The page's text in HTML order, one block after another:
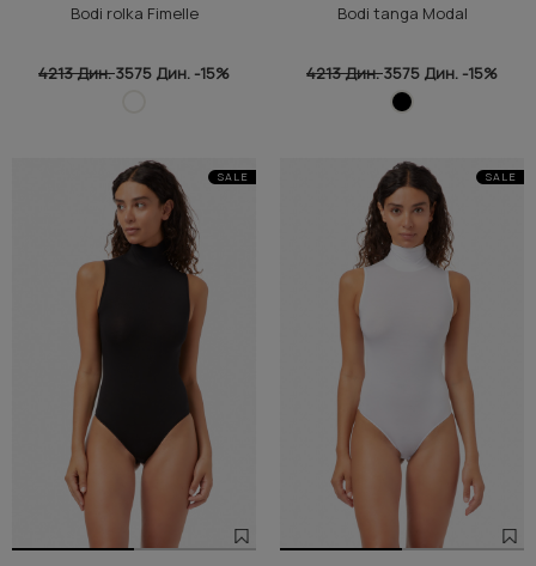
Bodi rolka Fimelle
4213 Дин.3575 Дин. -15%
Bodi tanga Modal
4213 Дин.3575 Дин. -15%
SALE SALE